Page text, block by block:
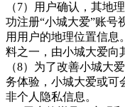
（7）用户确认，其地
功注册“小城大爱”账号
用用户的地理位置信息
料之一，由小城大爱向
（8）为了改善小城大
务体验，小城大爱或可
非个人隐私信息。